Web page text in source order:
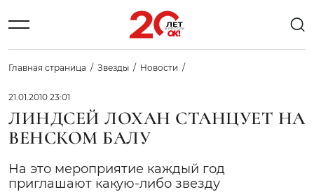
Главная страница Звезды Новости
21.01.2010 23:01
ЛИНДСЕЙ ЛОХАН СТАНЦУЕТ НА
ВЕНСКОМ БАЛУ
На это мероприятие каждый год
приглашают какую-либо звезду